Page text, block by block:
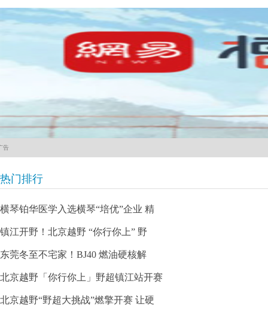
告
热门排行
横琴铂华医学入选横琴“培优”企业 精
镇江开野！北京越野 “你行你上” 野
东莞冬至不宅家！BJ40 燃油硬核解
北京越野「你行你上」野超镇江站开赛
北京越野“野超大挑战”燃擎开赛 让硬